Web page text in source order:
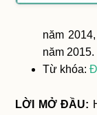
năm
năm 2015.
Từ khóa:
LỜI MỞ ĐẦU: